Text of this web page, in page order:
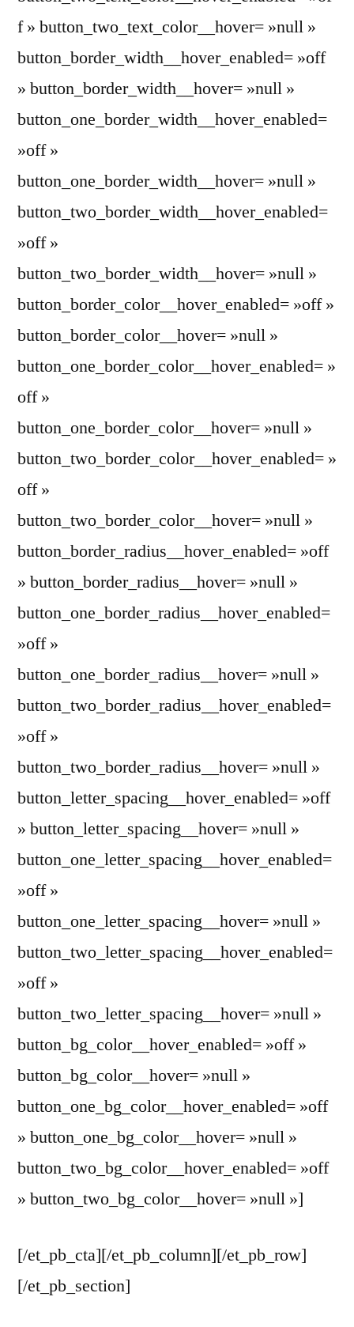
f » button_two_text_color__hover= »null »
button_border_width__hover_enabled= »off
» button_border_width__hover= »null »
button_one_border_width__hover_enabled=
»off »
button_one_border_width__hover= »null »
button_two_border_width__hover_enabled=
»off »
button_two_border_width__hover= »null »
button_border_color__hover_enabled= »off »
button_border_color__hover= »null »
button_one_border_color__hover_enabled= »
off »
button_one_border_color__hover= »null »
button_two_border_color__hover_enabled= »
off »
button_two_border_color__hover= »null »
button_border_radius__hover_enabled= »off
» button_border_radius__hover= »null »
button_one_border_radius__hover_enabled=
»off »
button_one_border_radius__hover= »null »
button_two_border_radius__hover_enabled=
»off »
button_two_border_radius__hover= »null »
button_letter_spacing__hover_enabled= »off
» button_letter_spacing__hover= »null »
button_one_letter_spacing__hover_enabled=
»off »
button_one_letter_spacing__hover= »null »
button_two_letter_spacing__hover_enabled=
»off »
button_two_letter_spacing__hover= »null »
button_bg_color__hover_enabled= »off »
button_bg_color__hover= »null »
button_one_bg_color__hover_enabled= »off
» button_one_bg_color__hover= »null »
button_two_bg_color__hover_enabled= »off
» button_two_bg_color__hover= »null »]
[/et_pb_cta][/et_pb_column][/et_pb_row]
[/et_pb_section]